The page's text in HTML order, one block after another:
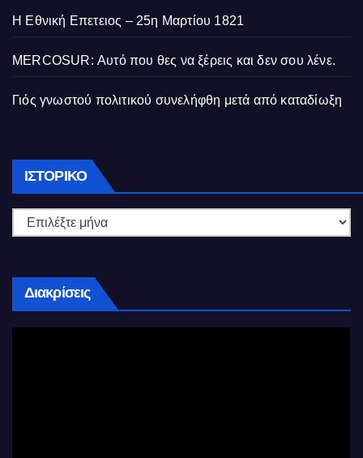
Η Εθνική Επετειος – 25η Μαρτίου 1821
MERCOSUR: Αυτό που θες να ξέρεις και δεν σου λένε.
Γιός γνωστού πολιτικού συνελήφθη μετά από καταδίωξη
ΙΣΤΟΡΙΚΌ Ιστορικό
Διακρίσεις